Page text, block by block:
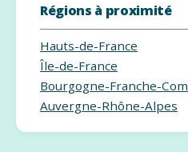
Régions à proximité
Hauts-de-France
Île-de-France
Bourgogne-Franche-
Auvergne-Rhône-Alpes